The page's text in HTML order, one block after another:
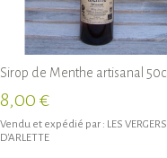
Sirop de Menthe artisanal 50cl
8,00 €
Vendu et expédié par : LES VERGERS
D'ARLETTE